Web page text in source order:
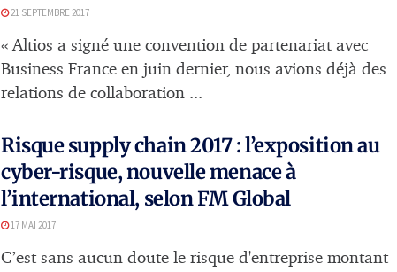
21 SEPTEMBRE 2017
« Altios a signé une convention de partenariat avec
Business France en juin dernier, nous avions déjà des
relations de collaboration ...
Risque supply chain 2017 : l’exposition au
cyber-risque, nouvelle menace à
l’international, selon FM Global
17 MAI 2017
C’est sans aucun doute le risque d'entreprise montant